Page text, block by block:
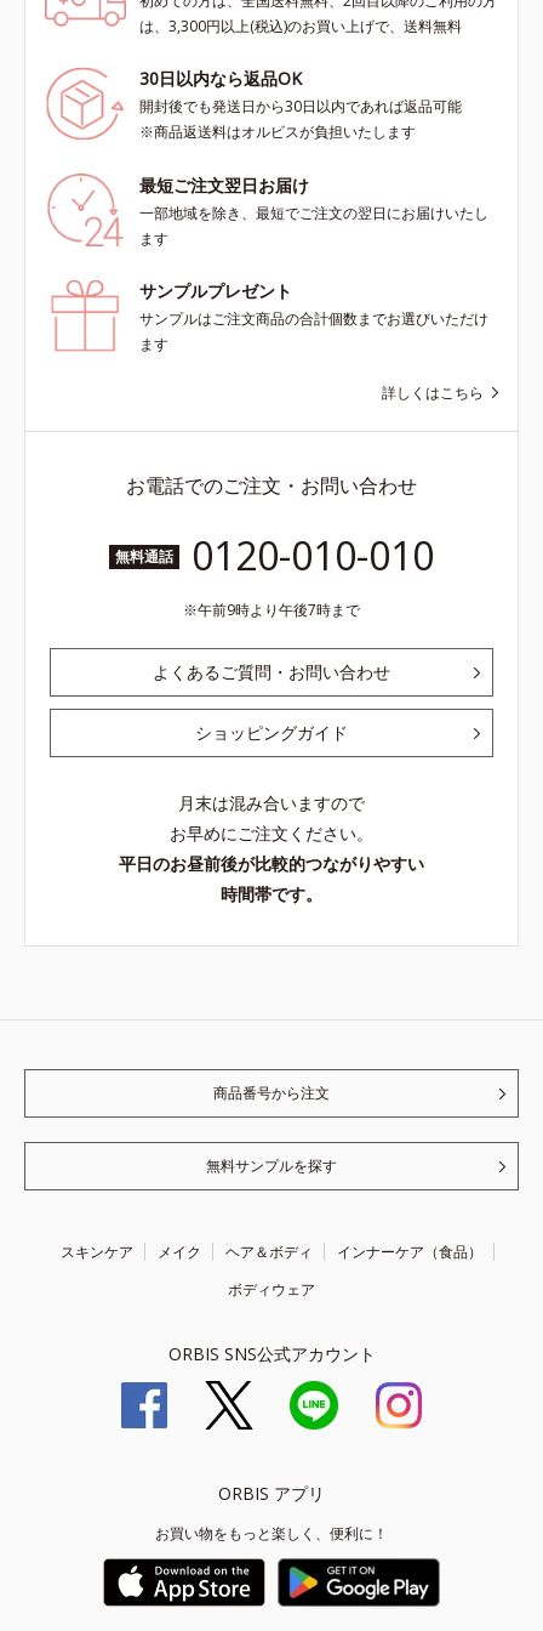
は、3,300円以上(税込)のお買い上げで、送料無料
30日以内なら返品OK
開封後でも発送日から30日以内であれば返品可能
※商品返送料はオルビスが負担いたします
最短ご注文翌日お届け
一部地域を除き、最短でご注文の翌日にお届けいたし
ます
サンプルプレゼント
サンプルはご注文商品の合計個数までお選びいただけ
ます
詳しくはこちら
お電話でのご注文・お問い合わせ
無料通話 0120-010-010
午前9時より午後7時まで
よくあるご質問・お問い合わせ
ショッピングガイド
月末は混み合いますので
お早めにご注文ください。
平日のお昼前後が比較的つながりやすい
時間帯です。
商品番号から注文
無料サンプルを探す
スキンケア メイク ヘア＆ボディ
インナーケア（食品）
ボディウェア
ORBIS SNS公式アカウント
ORBIS アプリ
お買い物をもっと楽しく、便利に！